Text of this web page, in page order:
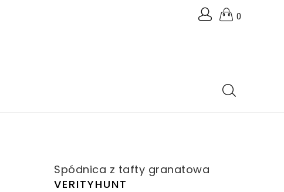
0
Spódnica z tafty granatowa
VERITYHUNT